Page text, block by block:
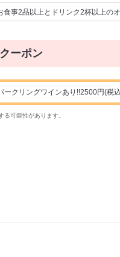
食事2品以上とドリンク2杯以上の
ーポン
ークリングワインあり!!2500円(税
可能性があります。